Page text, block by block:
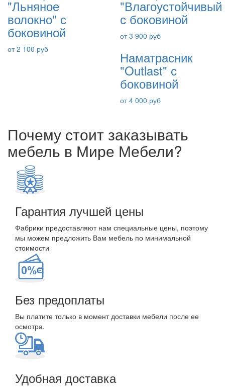
"Льняное
волокно" с
боковиной
от 2 100 руб
"Влагоустойчивый
с боковиной
от 3 900 руб
Наматрасник
"Outlast" с
боковиной
от 4 000 руб
Почему стоит заказывать
мебель в Мире Мебели?
Гарантия лучшей цены
Фабрики предоставляют нам специальные цены, поэтому
мы можем предложить Вам мебель по минимальной
стоимости
Без предоплаты
Вы платите только в момент доставки мебели после ее
осмотра.
Удобная доставка